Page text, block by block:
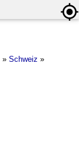
» Schweiz »